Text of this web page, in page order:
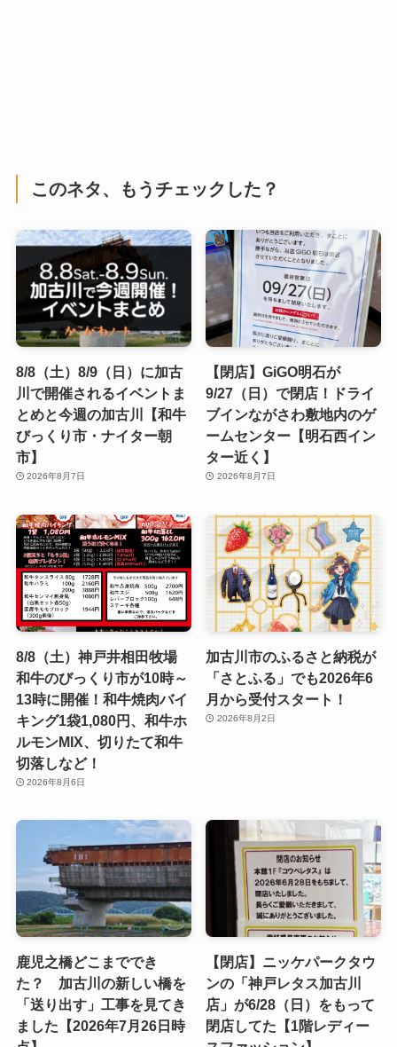
このネタ、もうチェックした？
8/8（土）8/9（日）に加古
川で開催されるイベントま
とめと今週の加古川【和牛
びっくり市・ナイター朝
市】
2026年8月7日
【閉店】GiGO明石が
9/27（日）で閉店！ドライ
ブインながさわ敷地内のゲ
ームセンター【明石西イン
ター近く】
2026年8月7日
8/8（土）神戸井相田牧場
和牛のびっくり市が10時～
13時に開催！和牛焼肉バイ
キング1袋1,080円、和牛ホ
ルモンMIX、切りたて和牛
切落しなど！
2026年8月6日
加古川市のふるさと納税が
「さとふる」でも2026年6
月から受付スタート！
2026年8月2日
鹿児之橋どこまででき
た？ 加古川の新しい橋を
「送り出す」工事を見てき
ました【2026年7月26日時
【閉店】ニッケパークタウ
ンの「神戸レタス加古川
店」が6/28（日）をもって
閉店してた【1階レディー